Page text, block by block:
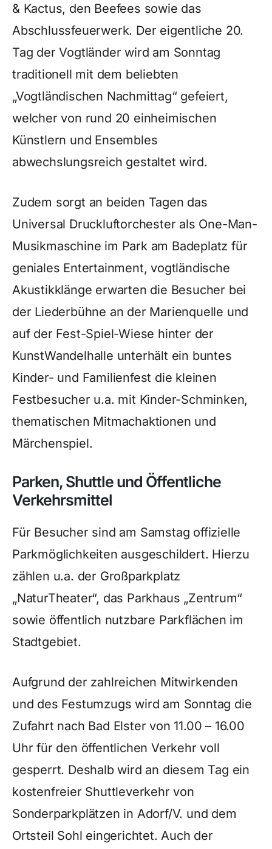
& Kactus, den Beefees sowie das
Abschlussfeuerwerk. Der eigentliche 20.
Tag der Vogtländer wird am Sonntag
traditionell mit dem beliebten
„Vogtländischen Nachmittag“ gefeiert,
welcher von rund 20 einheimischen
Künstlern und Ensembles
abwechslungsreich gestaltet wird.
Zudem sorgt an beiden Tagen das
Universal Druckluftorchester als One-Man-
Musikmaschine im Park am Badeplatz für
geniales Entertainment, vogtländische
Akustikklänge erwarten die Besucher bei
der Liederbühne an der Marienquelle und
auf der Fest-Spiel-Wiese hinter der
KunstWandelhalle unterhält ein buntes
Kinder- und Familienfest die kleinen
Festbesucher u.a. mit Kinder-Schminken,
thematischen Mitmachaktionen und
Märchenspiel.
Parken, Shuttle und Öffentliche
Verkehrsmittel
Für Besucher sind am Samstag offizielle
Parkmöglichkeiten ausgeschildert. Hierzu
zählen u.a. der Großparkplatz
„NaturTheater“, das Parkhaus „Zentrum“
sowie öffentlich nutzbare Parkflächen im
Stadtgebiet.
Aufgrund der zahlreichen Mitwirkenden
und des Festumzugs wird am Sonntag die
Zufahrt nach Bad Elster von 11.00 – 16.00
Uhr für den öffentlichen Verkehr voll
gesperrt. Deshalb wird an diesem Tag ein
kostenfreier Shuttleverkehr von
Sonderparkplätzen in Adorf/V. und dem
Ortsteil Sohl eingerichtet. Auch der